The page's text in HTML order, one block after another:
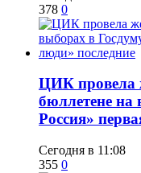
378 0
ЦИК провела
бюллетене на
Россия»
Сегодня в 11:08
355 0